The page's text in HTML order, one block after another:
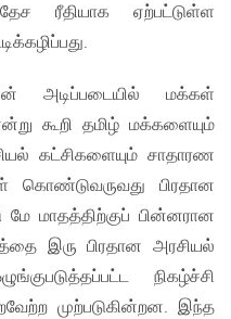
ரீதியாக ஏற்பட்டுள்ள
அடிப்படையில் மக்கள்
கூறி தமிழ் மக்களையும்
கட்சிகளையும் சாதாரண
கொண்டுவருவது பிரதான
மாதத்திற்குப் பின்னரான
இரு பிரதான அரசியல்
நிகழ்ச்சி
முற்படுகின்றன. இந்த